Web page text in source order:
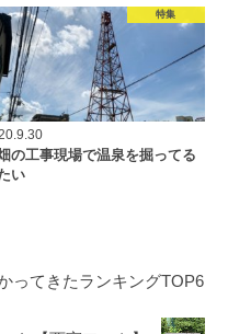
特集
の工事現場で温泉を掘ってる
い
ってきたランキングTOP6